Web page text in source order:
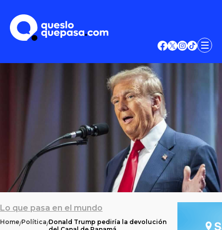
Lo que pasa en el mundo
Home/Política/Donald Trump pediría la devolución